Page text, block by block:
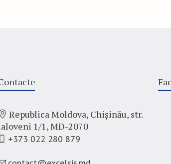
Republica Moldova, Chișinău, str.
1/1, MD-2070
+373 022 280 879